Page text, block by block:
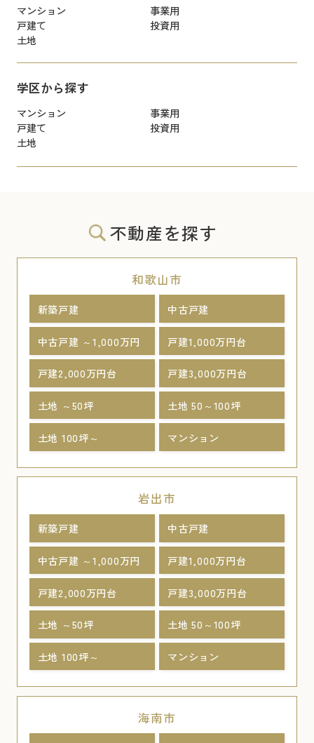
マンション
事業用
戸建て
投資用
土地
学区から探す
マンション
事業用
戸建て
投資用
土地
不動産を探す
和歌山市
新築戸建 中古戸建
中古戸建 ～1,000万円 戸建1,000万円台
戸建2,000万円台 戸建3,000万円台
土地 ～50坪 土地 50～100坪
土地 100坪～ マンション
岩出市
新築戸建 中古戸建
中古戸建 ～1,000万円 戸建1,000万円台
戸建2,000万円台 戸建3,000万円台
土地 ～50坪 土地 50～100坪
土地 100坪～ マンション
海南市